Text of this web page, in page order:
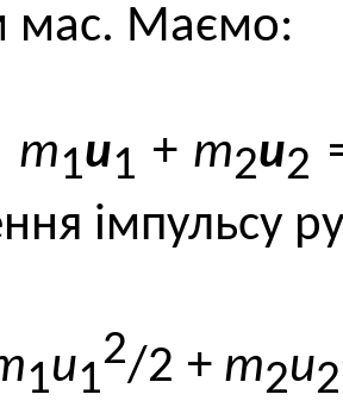
мас. Маємо:
m1u1 + m2u2
імпульсу
1u1
2/2 + m2u2